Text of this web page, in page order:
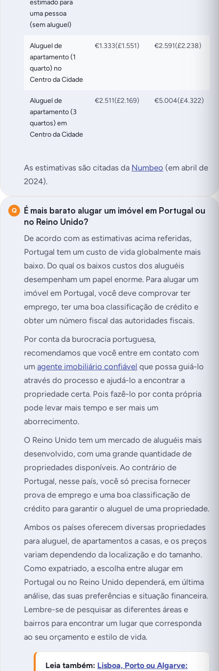
estimado para
uma pessoa
(sem aluguel)
Aluguel de
apartamento (1
quarto) no
Centro da Cidade
€1.333(£1.551) €2.591(£2.238)
Aluguel de
apartamento (3
quartos) em
Centro da Cidade
€2.511(£2.169) €5.004(£4.322)
As estimativas são citadas da Numbeo (em abril de
2024).
É mais barato alugar um imóvel em Portugal ou
no Reino Unido?
De acordo com as estimativas acima referidas,
Portugal tem um custo de vida globalmente mais
baixo. Do qual os baixos custos dos aluguéis
desempenham um papel enorme. Para alugar um
imóvel em Portugal, você deve comprovar ter
emprego, ter uma boa classificação de crédito e
obter um número fiscal das autoridades fiscais.
Por conta da burocracia portuguesa,
recomendamos que você entre em contato com
um agente imobiliário confiável que possa guiá-lo
através do processo e ajudá-lo a encontrar a
propriedade certa. Pois fazê-lo por conta própria
pode levar mais tempo e ser mais um
aborrecimento.
O Reino Unido tem um mercado de aluguéis mais
desenvolvido, com uma grande quantidade de
propriedades disponíveis. Ao contrário de
Portugal, nesse país, você só precisa fornecer
prova de emprego e uma boa classificação de
crédito para garantir o aluguel de uma propriedade.
Ambos os países oferecem diversas propriedades
para aluguel, de apartamentos a casas, e os preços
variam dependendo da localização e do tamanho.
Como expatriado, a escolha entre alugar em
Portugal ou no Reino Unido dependerá, em última
análise, das suas preferências e situação financeira.
Lembre-se de pesquisar as diferentes áreas e
bairros para encontrar um lugar que corresponda
ao seu orçamento e estilo de vida.
Leia também: Lisboa, Porto ou Algarve: